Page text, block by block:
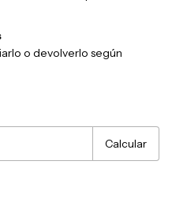
o devolverlo según
Calcular